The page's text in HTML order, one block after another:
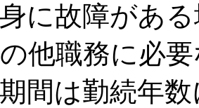
身に故障があ
の他職務に必
間は勤続年数